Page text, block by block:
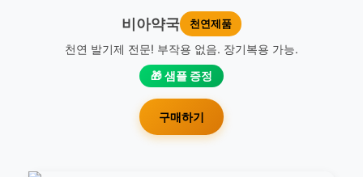
비아약국 천연제품
천연 발기제 전문! 부작용 없음. 장기복용 가능.
🎁 샘플 증정
구매하기